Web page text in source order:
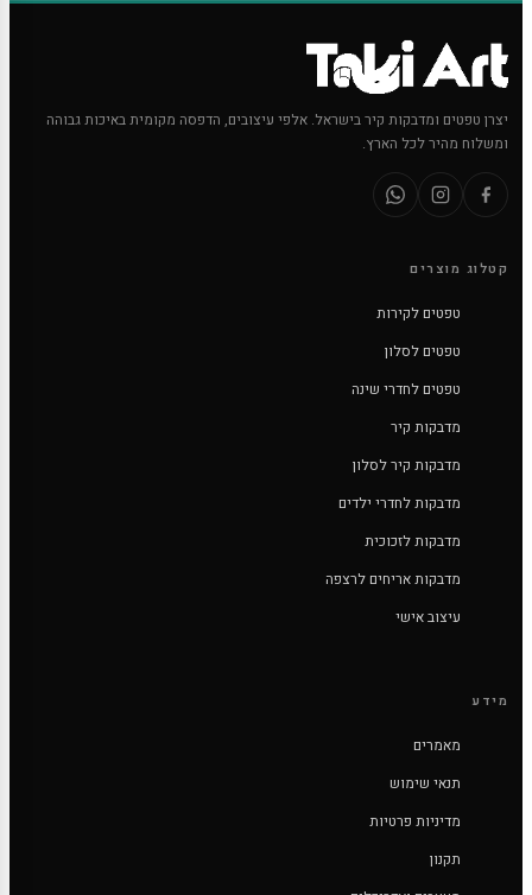
יצרן טפטים ומדבקות קיר בישראל. אלפי עיצובים, הדפסה מקומית באיכות גבוהה
ומשלוח מהיר לכל הארץ.
קטלוג מוצרים
טפטים לקירות
טפטים לסלון
טפטים לחדרי שינה
מדבקות קיר
מדבקות קיר לסלון
מדבקות לחדרי ילדים
מדבקות לזכוכית
מדבקות אריחים לרצפה
עיצוב אישי
מידע
מאמרים
תנאי שימוש
מדיניות פרטיות
תקנון